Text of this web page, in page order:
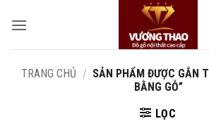
qua
TRANG CHỦ / SẢN PHẨM ĐƯỢC GẮN
BẰNG GỖ”
LỌC